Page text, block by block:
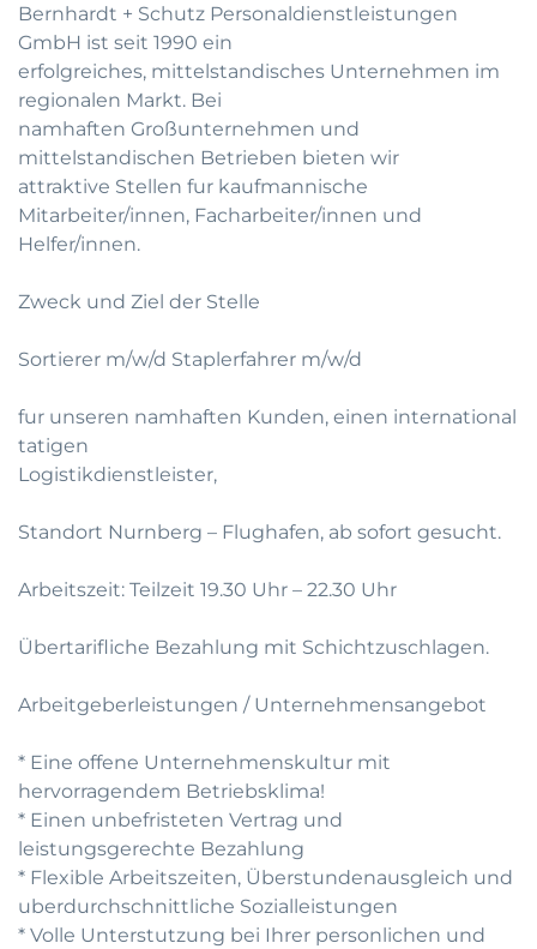
Bernhardt + Schutz Personaldienstleistungen
GmbH ist seit 1990 ein
erfolgreiches, mittelstandisches Unternehmen im
regionalen Markt. Bei
namhaften Großunternehmen und
mittelstandischen Betrieben bieten wir
attraktive Stellen fur kaufmannische
Mitarbeiter/innen, Facharbeiter/innen und
Helfer/innen.
Zweck und Ziel der Stelle
Sortierer m/w/d Staplerfahrer m/w/d
fur unseren namhaften Kunden, einen international
tatigen
Logistikdienstleister,
Standort Nurnberg – Flughafen, ab sofort gesucht.
Arbeitszeit: Teilzeit 19.30 Uhr – 22.30 Uhr
Übertarifliche Bezahlung mit Schichtzuschlagen.
Arbeitgeberleistungen / Unternehmensangebot
* Eine offene Unternehmenskultur mit
hervorragendem Betriebsklima!
* Einen unbefristeten Vertrag und
leistungsgerechte Bezahlung
* Flexible Arbeitszeiten, Überstundenausgleich und
uberdurchschnittliche Sozialleistungen
* Volle Unterstutzung bei Ihrer personlichen und